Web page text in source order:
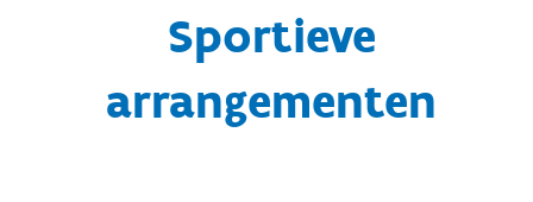
Sportieve
arrangementen